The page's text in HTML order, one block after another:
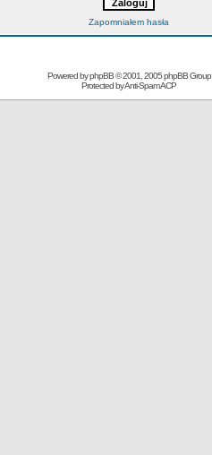
Zapomniałem hasła
Powered byphpBB© 2001, 2005 phpBB Group
Protected byAnti-Spam ACP